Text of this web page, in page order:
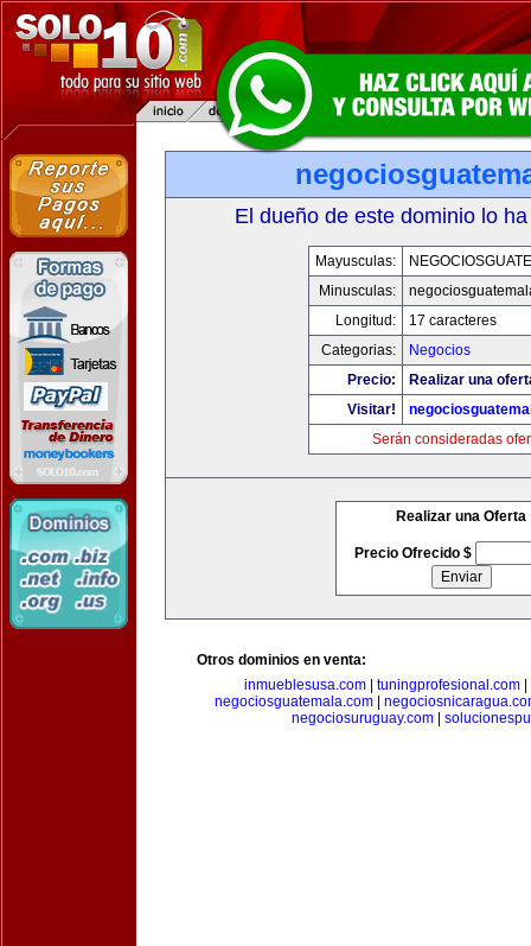
El dueño de este dominio lo
Mayusculas:
Minusculas:
Longitud:
17 caracteres
Categorias:
Negocios
Precio:
Realizar una
Visitar!
Serán consideradas
Realizar una Oferta
Precio Ofrecido $
Otros dominios en venta:
inmueblesusa.com
tuningprofesional.com
negociosguatemala.com
negociosuruguay.com